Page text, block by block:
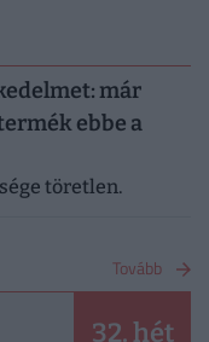
már
ebbe a
töretlen.
Tovább
32. hét